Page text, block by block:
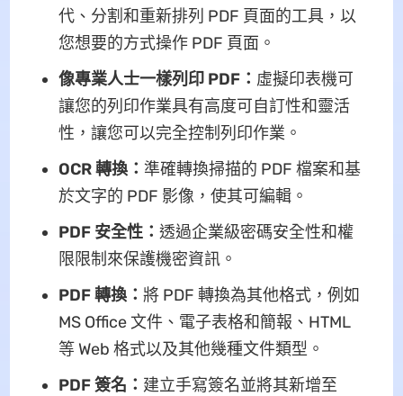
代、分割和重新排列 PDF 頁面的工具，以
您想要的方式操作 PDF 頁面。
像專業人士一樣列印 PDF： 虛擬印表機可
讓您的列印作業具有高度可自訂性和靈活
性，讓您可以完全控制列印作業。
OCR 轉換： 準確轉換掃描的 PDF 檔案和基
於文字的 PDF 影像，使其可編輯。
PDF 安全性： 透過企業級密碼安全性和權
限限制來保護機密資訊。
PDF 轉換： 將 PDF 轉換為其他格式，例如
MS Office 文件、電子表格和簡報、HTML
等 Web 格式以及其他幾種文件類型。
PDF 簽名： 建立手寫簽名並將其新增至